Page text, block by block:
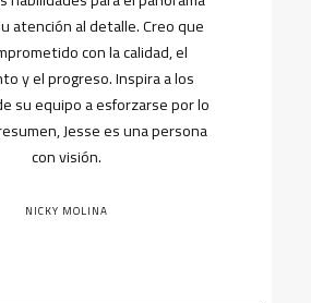
atención al detalle. Creo que
con la calidad, el
y el progreso. Inspira a los
su equipo a esforzarse por lo
Jesse es una persona
con visión.
NICKY MOLINA